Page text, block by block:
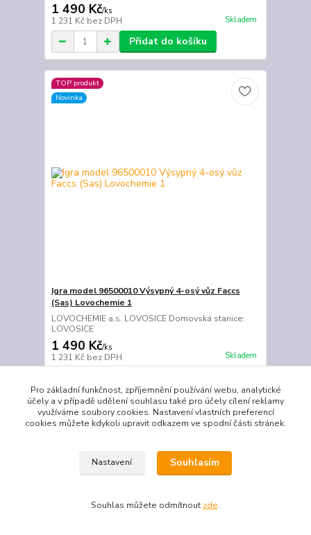
1 490 Kč/ks
1 231 Kč bez DPH Skladem
Přidat do košíku
TOP produkt
Novinka
Igra model 96500010 Výsypný 4-osý vůz Faccs
(Sas) Lovochemie 1
LOVOCHEMIE a.s. LOVOSICE Domovská stanice:
LOVOSICE
1 490 Kč/ks
1 231 Kč bez DPH Skladem
TOP produkt
Pro základní funkčnost, zpříjemnění používání webu, analytické
účely a v případě udělení souhlasu také pro účely cílení reklamy
využíváme soubory cookies. Nastavení vlastních preferencí
cookies můžete kdykoli upravit odkazem ve spodní části stránek.
Nastavení Souhlasím
Souhlas můžete odmítnout zde.